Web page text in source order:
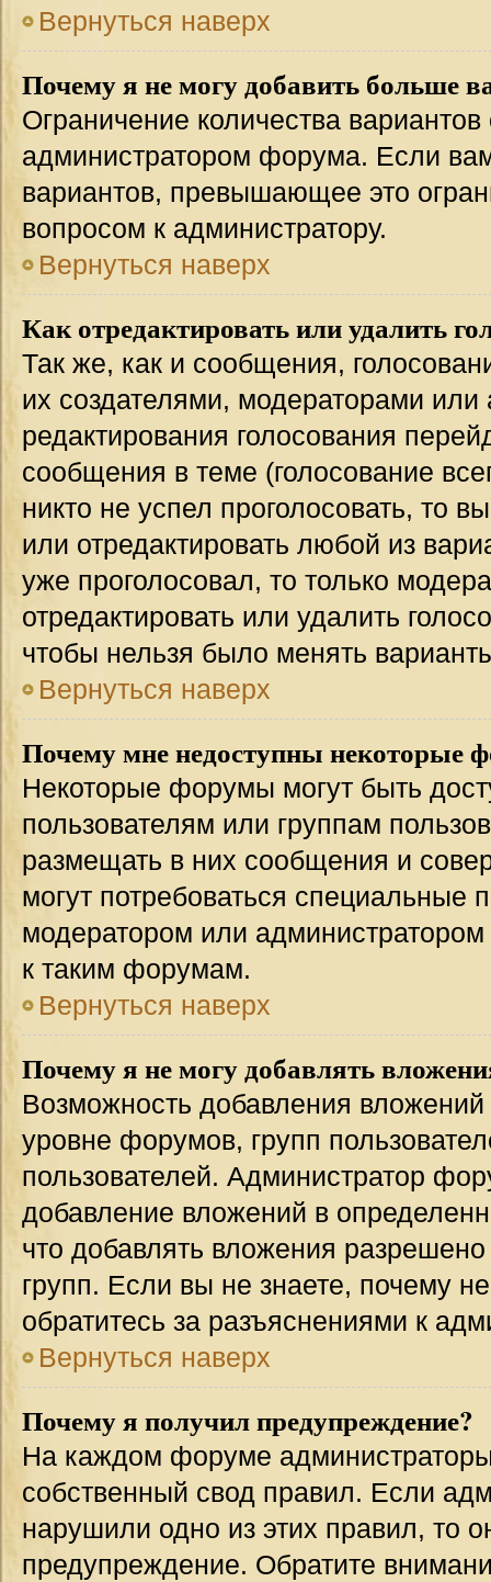
Вернуться наверх
Почему я не могу добавить больше
Ограничение количества вариантов
администратором форума. Если
вариантов, превышающее это
вопросом к администратору.
Вернуться наверх
Как отредактировать или удалить
Так же, как и сообщения,
их создателями, модераторами
редактирования голосования
сообщения в теме (голосование
никто не успел проголосовать, то
или отредактировать любой из
уже проголосовал, то только
отредактировать или удалить
чтобы нельзя было менять
Вернуться наверх
Почему мне недоступны некоторые
Некоторые форумы могут быть
пользователям или группам
размещать в них сообщения и
могут потребоваться специальные
модератором или
к таким форумам.
Вернуться наверх
Почему я не могу добавлять
Возможность добавления
уровне форумов, групп
пользователей. Администратор
добавление вложений в
что добавлять вложения
групп. Если вы не знаете, почему
обратитесь за разъяснениями к
Вернуться наверх
Почему я получил предупреждение?
На каждом форуме
собственный свод правил. Если
нарушили одно из этих правил, то
предупреждение. Обратите